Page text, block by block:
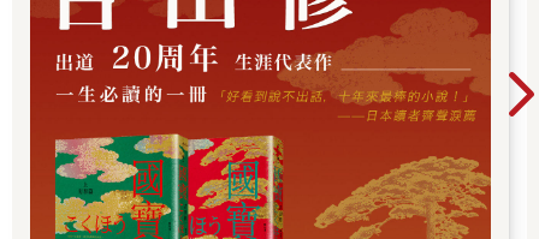
塑家而寫的！」烏迪斯發現，唯一稍微提到人體與解剖形態的解
剖書，只有高特菲‧巴姆斯（Gottfied Bammes）的《裸體人像》
（Der Nackte Mensch）。於是，他自問：「為什麼這些書的圖
那麼少、字那麼多？」
【進入美術學院】
專校畢業後，烏迪斯進入拉脫維亞藝術學院（Latvijas Mākslas
Akadēmija）求學。那兒跟專校一樣，強調練習，卻不注重創作形
態的方式。然而，烏迪斯每次要雕刻新作，事前總會先作足準